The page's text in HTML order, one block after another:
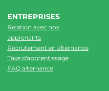
ENTREPRISES
Relation avec nos
apprenants
Recrutement en alternance
Taxe d'apprentissage
FAQ alternance